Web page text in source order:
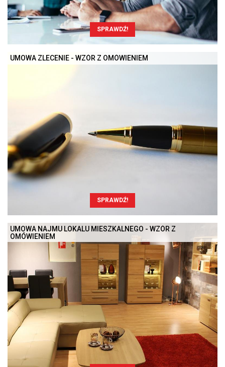
SPRAWDŹ!
UMOWA ZLECENIE - WZÓR Z OMÓWIENIEM
SPRAWDŹ!
UMOWA NAJMU LOKALU MIESZKALNEGO - WZÓR Z
OMÓWIENIEM